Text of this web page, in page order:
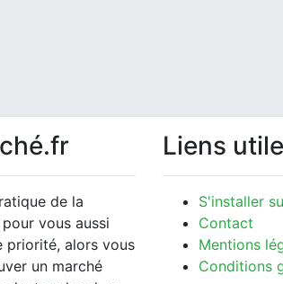
de la
vous aussi
priorité, alors vous
un marché
Liens
S'installer
Contact
Mentions
Conditions